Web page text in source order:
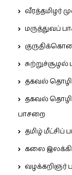
வீரத்தமிழர்
மருத்துவப்
தகவல்
தகவல்
பாசறை
தமிழ் மீட்சிப்
கலை
வழக்கறிஞர்